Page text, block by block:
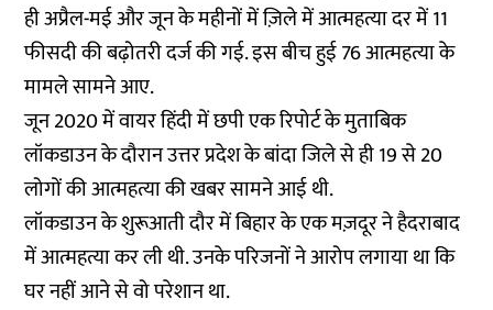
ही अप्रैल-मई और जून के महीनों में ज़िले में आत्महत्या दर में 11
फीसदी की बढ़ोतरी दर्ज की गई. इस बीच हुई 76 आत्महत्या के
मामले सामने आए.
जून 2020 में वायर हिंदी में छपी एकरिपोर्टके मुताबिक
लॉकडाउन के दौरान उत्तर प्रदेश के बांदा जिले से ही 19 से 20
लोगों की आत्महत्या की खबर सामने आई थी.
लॉकडाउन के शुरूआती दौर में बिहार के एक मज़दूर ने हैदराबाद
मेंआत्महत्याकर ली थी. उनके परिजनों ने आरोप लगाया था कि
घर नहीं आने से वो परेशान था.